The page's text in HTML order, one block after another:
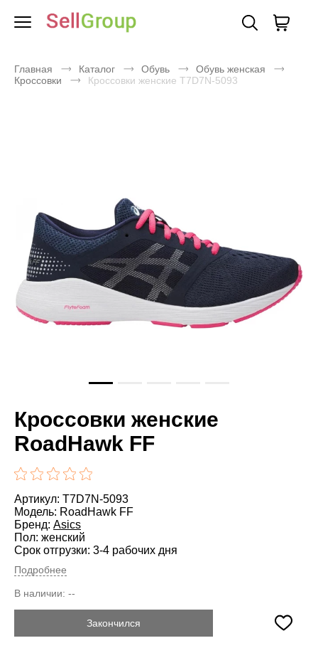
Главная Каталог Обувь
Обувь женская
Кроссовки
Кроссовки женские T7D7N-5093
Кроссовки женские
RoadHawk FF
Артикул: T7D7N-5093
Модель: RoadHawk FF
Бренд: Asics
Пол: женский
Срок отгрузки: 3-4 рабочих дня
Подробнее
В наличии: --
Закончился